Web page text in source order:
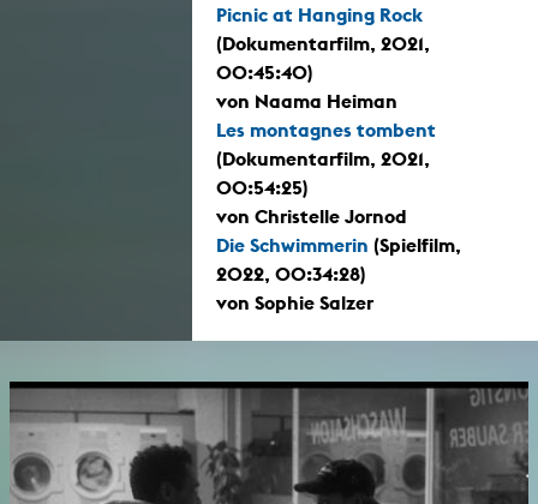
Picnic at Hanging Rock
(Dokumentarfilm, 2021,
00:45:40)
von Naama Heiman
Les montagnes tombent
(Dokumentarfilm, 2021,
00:54:25)
von Christelle Jornod
Die Schwimmerin (Spielfilm,
2022, 00:34:28)
von Sophie Salzer